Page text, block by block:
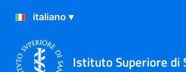
Istituto Superiore di